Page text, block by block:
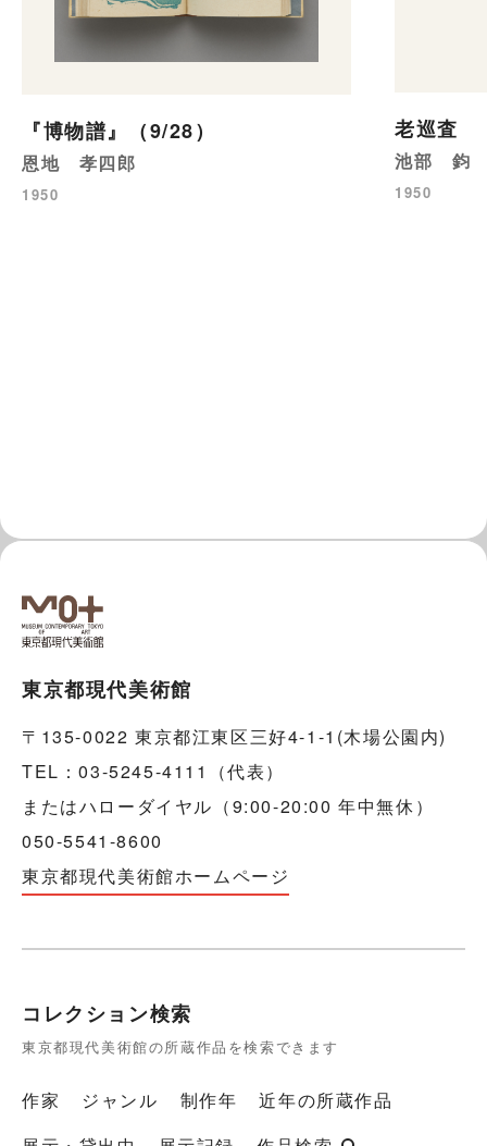
『博物譜』（9/28）
恩地 孝四郎
1950
老巡査
池部 鈞
1950
東京都現代美術館
〒135-0022 東京都江東区三好4-1-1(木場公園内)
TEL：03-5245-4111（代表）
またはハローダイヤル（9:00-20:00 年中無休）
050-5541-8600
東京都現代美術館ホームページ
コレクション検索
東京都現代美術館の所蔵作品を検索できます
作家 ジャンル 制作年
近年の所蔵作品